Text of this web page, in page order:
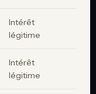
Intérêt
légitime
Intérêt
légitime